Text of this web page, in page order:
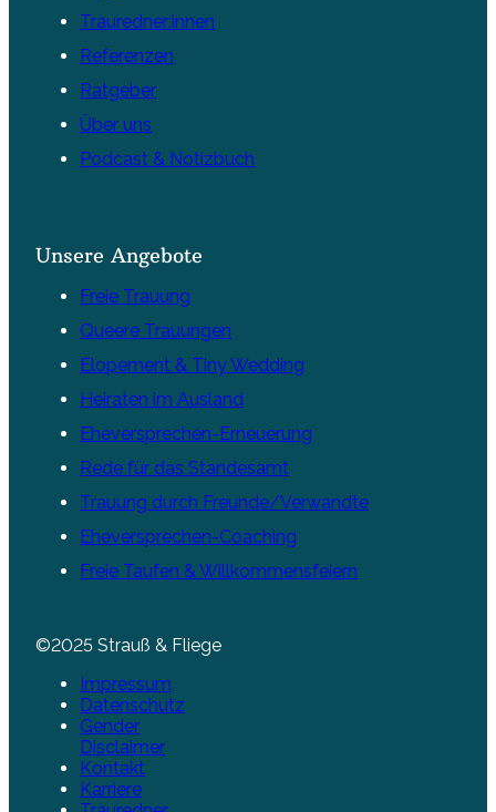
Trauredner:innen
Referenzen
Ratgeber
Über uns
Podcast & Notizbuch
Unsere Angebote
Freie Trauung
Queere Trauungen
Elopement & Tiny Wedding
Heiraten im Ausland
Eheversprechen-Erneuerung
Rede für das Standesamt
Trauung durch Freunde/Verwandte
Eheversprechen-Coaching
Freie Taufen & Willkommensfeiern
©2025 Strauß & Fliege
Impressum
Datenschutz
Gender
Disclaimer
Kontakt
Karriere